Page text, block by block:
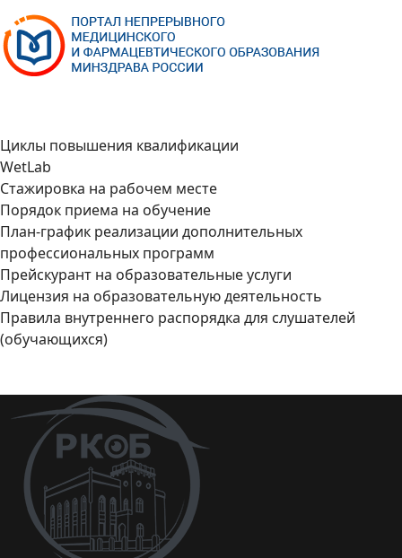
Циклы повышения квалификации
WetLab
Стажировка на рабочем месте
Порядок приема на обучение
План-график реализации дополнительных
профессиональных программ
Прейскурант на образовательные услуги
Лицензия на образовательную деятельность
Правила внутреннего распорядка для слушателей
(обучающихся)